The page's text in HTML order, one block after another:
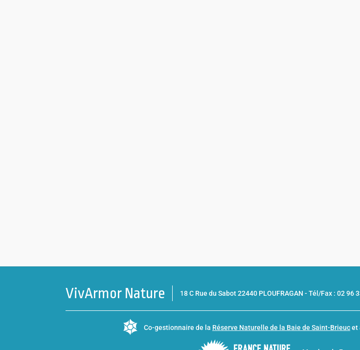
VivArmor Nature 18 C Rue du Sabot 22440 PLOUFRAGAN -Tél/Fax : 02 96
Co-gestionnaire de la Réserve Naturelle de la Baie de Saint-Brieucet